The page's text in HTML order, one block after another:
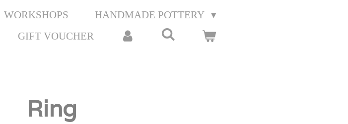
WORKSHOPS
HANDMADE POTTERY
GIFT VOUCHER
Ring